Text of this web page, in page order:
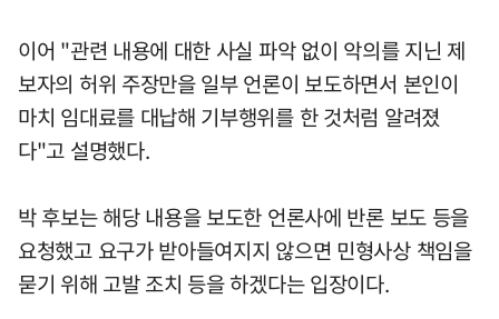
이어 "관련 내용에 대한 사실 파악 없이 악의를 지닌 제
보자의 허위 주장만을 일부 언론이 보도하면서 본인이
마치 임대료를 대납해 기부행위를 한 것처럼 알려졌
다"고 설명했다.
박 후보는 해당 내용을 보도한 언론사에 반론 보도 등을
요청했고 요구가 받아들여지지 않으면 민형사상 책임을
묻기 위해 고발 조치 등을 하겠다는 입장이다.